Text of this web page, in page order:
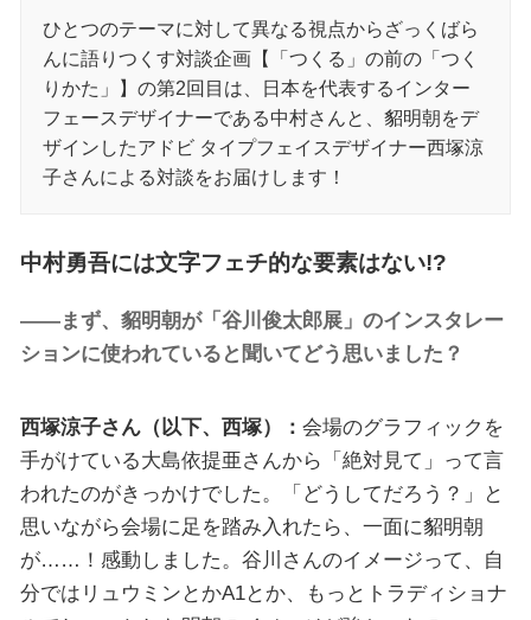
ひとつのテーマに対して異なる視点からざっくばら
んに語りつくす対談企画【「つくる」の前の「つく
りかた」】の第2回目は、日本を代表するインター
フェースデザイナーである中村さんと、貂明朝をデ
ザインしたアドビ タイプフェイスデザイナー西塚涼
子さんによる対談をお届けします！
中村勇吾には文字フェチ的な要素はない!?
――まず、貂明朝が「谷川俊太郎展」のインスタレー
ションに使われていると聞いてどう思いました？
西塚涼子さん（以下、西塚）： 会場のグラフィックを
手がけている大島依提亜さんから「絶対見て」って言
われたのがきっかけでした。「どうしてだろう？」と
思いながら会場に足を踏み入れたら、一面に貂明朝
が……！感動しました。谷川さんのイメージって、自
分ではリュウミンとかA1とか、もっとトラディショナ